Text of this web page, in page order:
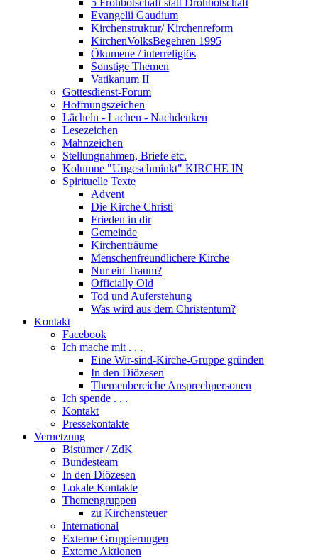
5 Frohbotschaft statt Drohbotschaft
Evangelii Gaudium
Kirchenstruktur/ Kirchenreform
KirchenVolksBegehren 1995
Ökumene / interreligiös
Sonstige Themen
Vatikanum II
Gottesdienst-Forum
Hoffnungszeichen
Lächeln - Lachen - Nachdenken
Lesezeichen
Mahnzeichen
Stellungnahmen, Briefe etc.
Kolumne "Ungeschminkt" KIRCHE IN
Spirituelle Texte
Advent
Die Kirche Christi
Frieden in dir
Gemeinde
Kirchenträume
Menschenfreundlichere Kirche
Nur ein Traum?
Officially Old
Tod und Auferstehung
Was wird aus dem Christentum?
Kontakt
Facebook
Ich mache mit . . .
Eine Wir-sind-Kirche-Gruppe gründen
In den Diözesen
Themenbereiche Ansprechpersonen
Ich spende . . .
Kontakt
Pressekontakte
Vernetzung
Bistümer / ZdK
Bundesteam
In den Diözesen
Lokale Kontakte
Themengruppen
zu Kirchensteuer
International
Externe Gruppierungen
Externe Aktionen